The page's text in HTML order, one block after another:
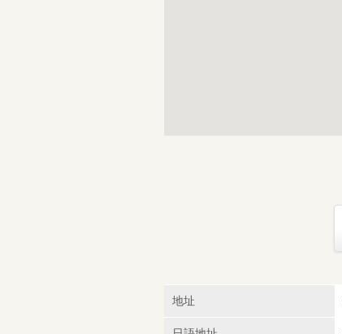
地址